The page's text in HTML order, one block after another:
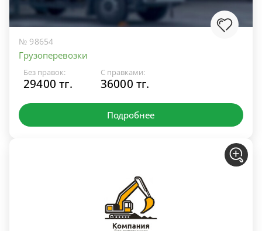
№ 98654
Грузоперевозки
Без правок:
29400 тг.
С правками:
36000 тг.
Подробнее